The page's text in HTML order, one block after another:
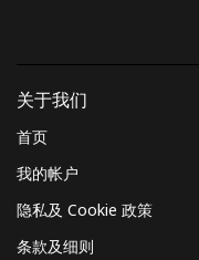
关于我们
首页
我的帐户
隐私及 Cookie 政策
条款及细则